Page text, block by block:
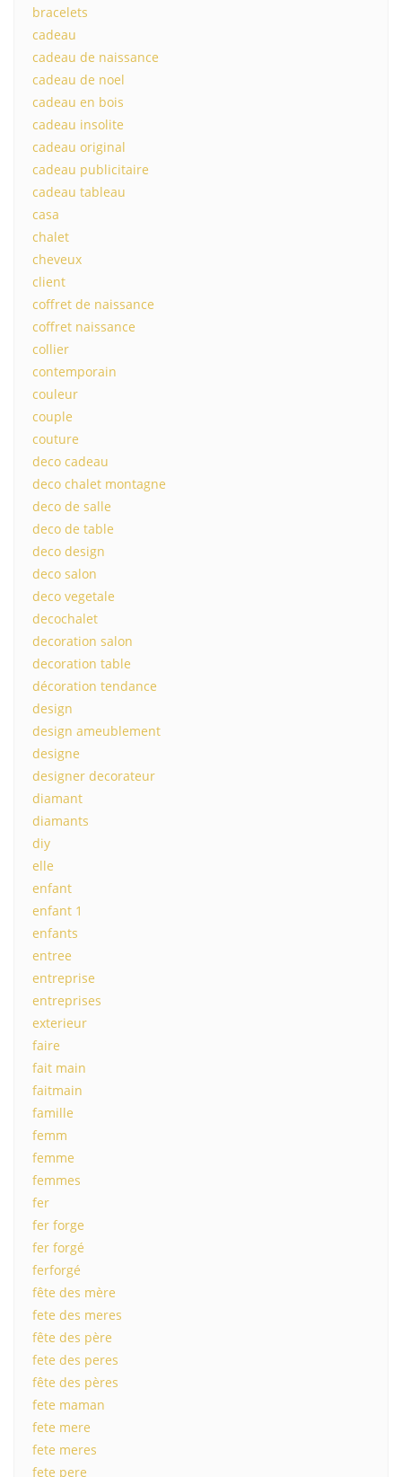
bracelets
cadeau
cadeau de naissance
cadeau de noel
cadeau en bois
cadeau insolite
cadeau original
cadeau publicitaire
cadeau tableau
casa
chalet
cheveux
client
coffret de naissance
coffret naissance
collier
contemporain
couleur
couple
couture
deco cadeau
deco chalet montagne
deco de salle
deco de table
deco design
deco salon
deco vegetale
decochalet
decoration salon
decoration table
décoration tendance
design
design ameublement
designe
designer decorateur
diamant
diamants
diy
elle
enfant
enfant 1
enfants
entree
entreprise
entreprises
exterieur
faire
fait main
faitmain
famille
femm
femme
femmes
fer
fer forge
fer forgé
ferforgé
fête des mère
fete des meres
fête des père
fete des peres
fête des pères
fete maman
fete mere
fete meres
fete pere